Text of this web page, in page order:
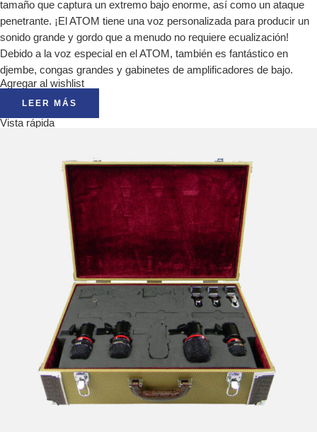
tamaño que captura un extremo bajo enorme, así como un ataque
penetrante. ¡El ATOM tiene una voz personalizada para producir un
sonido grande y gordo que a menudo no requiere ecualización!
Debido a la voz especial en el ATOM, también es fantástico en
djembe, congas grandes y gabinetes de amplificadores de bajo.
Agregar al wishlist
LEER MÁS
Vista rápida